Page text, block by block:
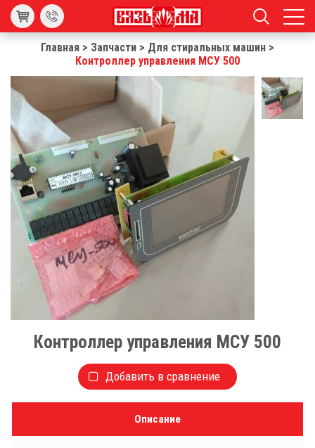
Главная > Запчасти > Для стиральных машин >
Контроллер управления МСУ 500
Контроллер управления МСУ 500
Добавить в сравнение
Описание